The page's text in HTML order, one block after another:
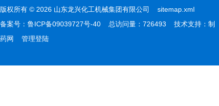
版权所有 © 2026 山东龙兴化工机械集团有限公司 sitemap.xml
备案号： 鲁ICP备09039727号-40 总访问量：726493 技术支持： 制
药网
管理登陆